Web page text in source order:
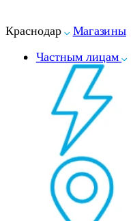
Краснодар
Магазины
Частным лицам